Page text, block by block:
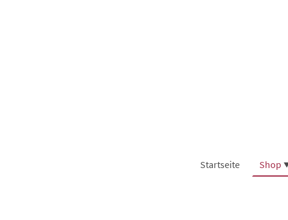
Startseite Shop